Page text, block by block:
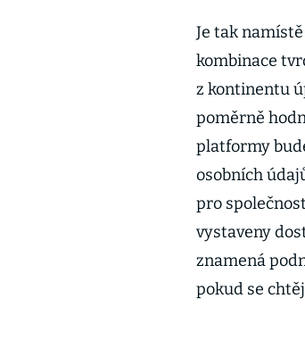
Je tak
kombinace
z kontinentu
poměrně
platformy
osobních
pro
vystaveny
znamená
pokud se